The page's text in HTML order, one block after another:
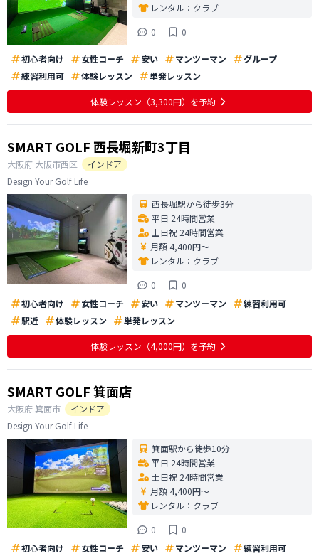
レンタル： クラブ
0
0
初心者向け 女性コーチ 安い マンツーマン
グループ
練習利用可
体験レッスン 単発レッスン
体験レッスン （3,300円） を予約
SMART GOLF 西長堀新町3丁目
大阪府 大阪市西区
インドア
Design Your Golf Life
西長堀駅から徒歩3分
平日 24時間営業
土日祝 24時間営業
月額 4,400円〜
レンタル： クラブ
0
0
初心者向け
女性コーチ 安い マンツーマン
練習利用可
駅近
体験レッスン 単発レッスン
体験レッスン （4,000円） を予約
SMART GOLF 箕面店
大阪府箕面市
インドア
Design Your Golf Life
箕面駅から徒歩10分
平日 24時間営業
土日祝 24時間営業
月額 4,400円〜
レンタル： クラブ
0
0
初心者向け
女性コーチ 安い マンツーマン
練習利用可